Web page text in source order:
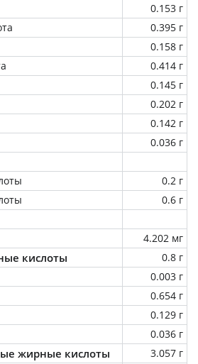
0.153 г
0.395 г
0.158 г
0.414 г
0.145 г
0.202 г
0.142 г
0.036 г
0.2 г
0.6 г
4.202 мг
кислоты
0.8 г
0.003 г
0.654 г
0.129 г
0.036 г
жирные кислоты
3.057 г